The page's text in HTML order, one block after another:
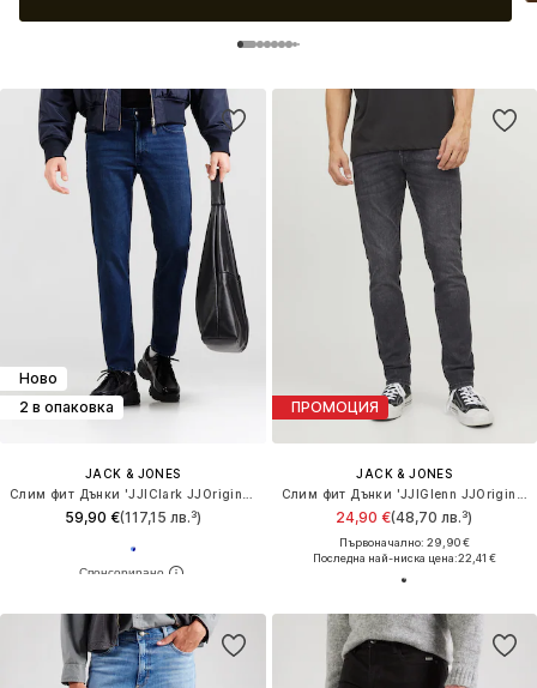
Ново
2 в опаковка
JACK & JONES
59,90 €(117,15 лв.³)
ПРОМОЦИЯ
JACK & JONES
24,90 €(48,70 лв.³)
Първоначално: 29,90 €
Последна най-ниска цена:22,41 €